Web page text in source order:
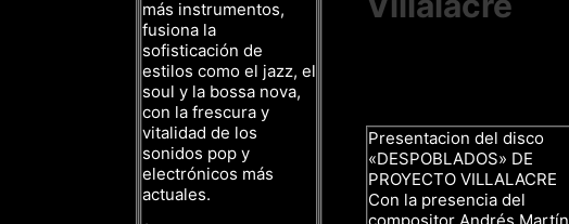
más instrumentos,
fusiona la
sofisticación de
estilos como el jazz, el
soul y la bossa nova,
con la frescura y
vitalidad de los
sonidos pop y
electrónicos más
actuales.
Presentacion del disco
«DESPOBLADOS» DE
PROYECTO VILLALACRE
Con la presencia del